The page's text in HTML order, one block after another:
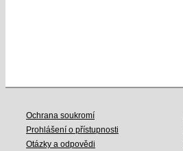
Ochrana soukromí
Prohlášení o přístupnosti
Otázky a odpovědi